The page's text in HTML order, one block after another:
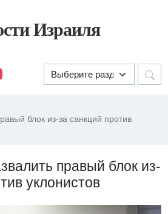
Израиля
блок из-за санкций против
правый блок из-
уклонистов